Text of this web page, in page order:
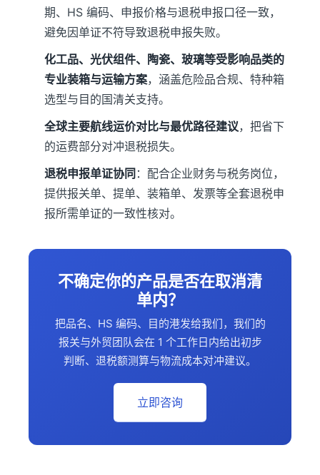
期、HS 编码、申报价格与退税申报口径一致，
避免因单证不符导致退税申报失败。
化工品、光伏组件、陶瓷、玻璃等受影响品类的
专业装箱与运输方案，涵盖危险品合规、特种箱
选型与目的国清关支持。
全球主要航线运价对比与最优路径建议，把省下
的运费部分对冲退税损失。
退税申报单证协同 ：配合企业财务与税务岗位，
提供报关单、提单、装箱单、发票等全套退税申
报所需单证的一致性核对。
不确定你的产品是否在取消清
单内？
把品名、HS 编码、目的港发给我们，我们的
报关与外贸团队会在 1 个工作日内给出初步
判断、退税额测算与物流成本对冲建议。
立即咨询